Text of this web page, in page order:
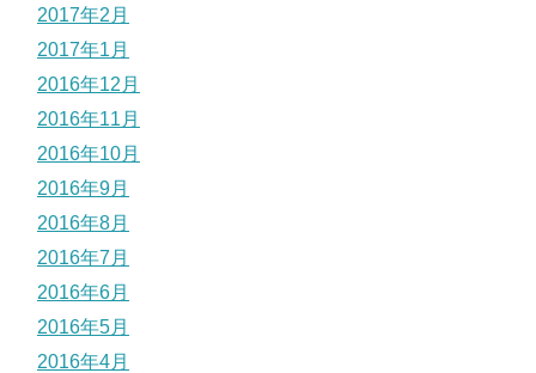
2017年2月
2017年1月
2016年12月
2016年11月
2016年10月
2016年9月
2016年8月
2016年7月
2016年6月
2016年5月
2016年4月